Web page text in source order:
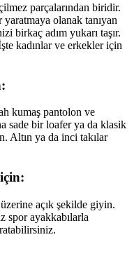
parçalarından biridir.
olanak tanıyan
birkaç adım yukarı taşır.
kadınlar ve erkekler için
kumaş pantolon ve
sade bir loafer ya da klasik
Altın ya da inci takılar
açık şekilde giyin.
spor ayakkabılarla